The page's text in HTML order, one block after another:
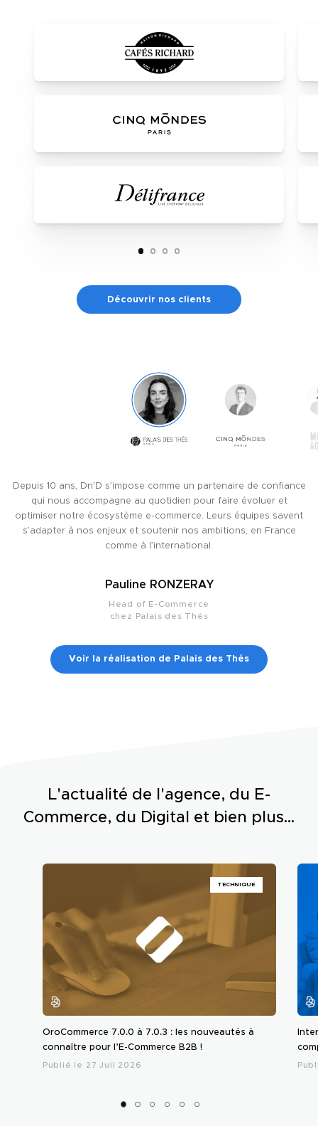
Découvrir nos clients
Depuis 10 ans, Dn’D s’impose comme un partenaire de confiance
qui nous accompagne au quotidien pour faire évoluer et
optimiser notre écosystème e-commerce. Leurs équipes savent
s’adapter à nos enjeux et soutenir nos ambitions, en France
comme à l’international.
Pauline RONZERAY
Head of E-Commerce
chez Palais des Thés
Voir la réalisation de Palais des Thés
L'actualité de l'agence, du E-
Commerce, du Digital et bien plus...
TECHNIQUE
OroCommerce 7.0.0 à 7.0.3 : les nouveautés à
connaître pour l’E-Commerce B2B !
Publié le 27 Juil 2026